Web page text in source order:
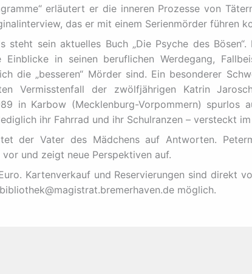
erläutert er die inneren Prozesse von
das er mit einem Serienmörder führen
steht sein aktuelles Buch „Die Psyche des
Einblicke in seinen beruflichen Werdegang,
die „besseren“ Mörder sind. Ein besonderer
Vermisstenfall der zwölfjährigen Katrin
in Karbow (Mecklenburg-Vorpommern) spurlos
ihr Fahrrad und ihr Schulranzen – versteckt im
der Vater des Mädchens auf Antworten.
vor und zeigt neue Perspektiven auf.
Kartenverkauf und Reservierungen sind direkt
möglich.